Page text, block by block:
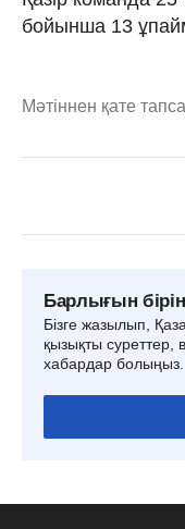
бойынша 13
Мәтіннен қате
Барлығын
Бізге жазылып,
қызықты суреттер,
хабардар болыңыз.